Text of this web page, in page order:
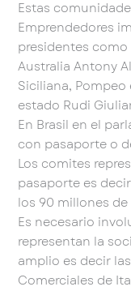
Estas
Emprendedores
presidentes
Australia Antony
Siciliana,
estado Rudi
En Brasil en el
con pasaporte o
Los comites
pasaporte es
los 90 millones
Es necesario
representan la
amplio es decir
Comerciales de